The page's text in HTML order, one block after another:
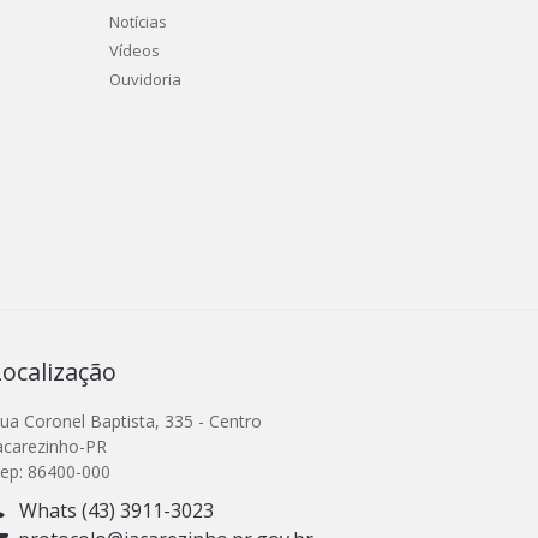
Notícias
Vídeos
Ouvidoria
Coronel Baptista, 335 - Centro
PR
86400-000
Whats (43) 3911-3023